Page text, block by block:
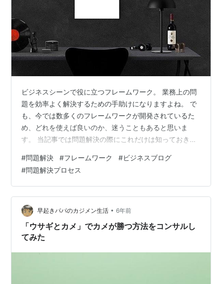
ビジネスシーンで役に立つフレームワーク。 業務上の問
題を効率よく解決するための手助けになりますよね。 で
も、今では数多くのフレームワークが開発されているた
め、どれを使えば良いのか、迷うこともあると思いま
す。 当記事では問題解決の際にこれだけは知っておきた
ていきます。 新入社員でも成果を上げたいの方 論理的に
考える方法を知りたい方 ご自身のビジネススキルを高め
たい方 私は製造業の現場で問題解決の手法を駆使して業
務を進めています。 漏れなく、ダブりなく問題を効率的
に解決するために様々なフレームワークを利用します
が、特に多くの場合で利用する6つを紹…
#問題解決 #フレームワーク #ビジネスブログ
#問題解決プロセス
早起きパパのカジメン生活 • 6年前
「ウサギとカメ」でカメが勝つ方法をコンサルし
てみた